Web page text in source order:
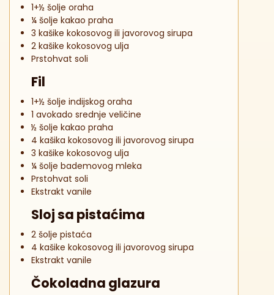
1+½ šolje oraha
¼ šolje kakao praha
3 kašike kokosovog ili javorovog sirupa
2 kašike kokosovog ulja
Prstohvat soli
Fil
1+½ šolje indijskog oraha
1 avokado srednje veličine
½ šolje kakao praha
4 kašika kokosovog ili javorovog sirupa
3 kašike kokosovog ulja
¼ šolje bademovog mleka
Prstohvat soli
Ekstrakt vanile
Sloj sa pistaćima
2 šolje pistaća
4 kašike kokosovog ili javorovog sirupa
Ekstrakt vanile
Čokoladna glazura